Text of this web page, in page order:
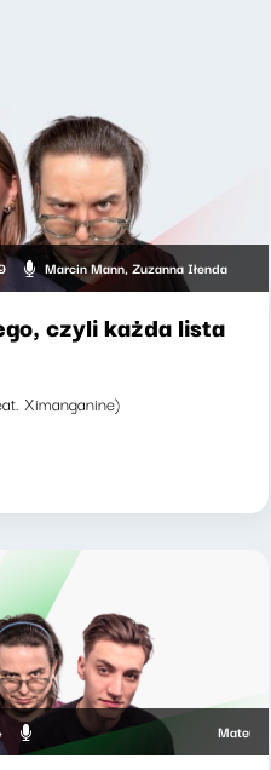
Marcin Mann, Zuzanna Iłenda
czyli każda lista
Ximanganine)
Mateusz